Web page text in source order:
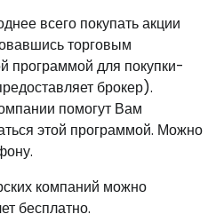
всего покупать акции
торговым
программой для покупки-
брокер).
помогут Вам
этой программой. Можно
компаний можно
бесплатно.